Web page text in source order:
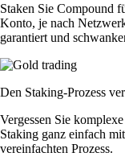
Staken Sie Compound
Konto, je nach
garantiert und
Den Staking-Prozess
Vergessen Sie
Staking ganz einfach
vereinfachten Prozess.